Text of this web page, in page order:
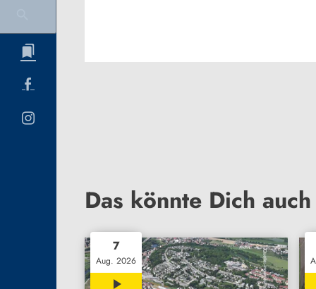
Das könnte Dich
7
Aug. 2026